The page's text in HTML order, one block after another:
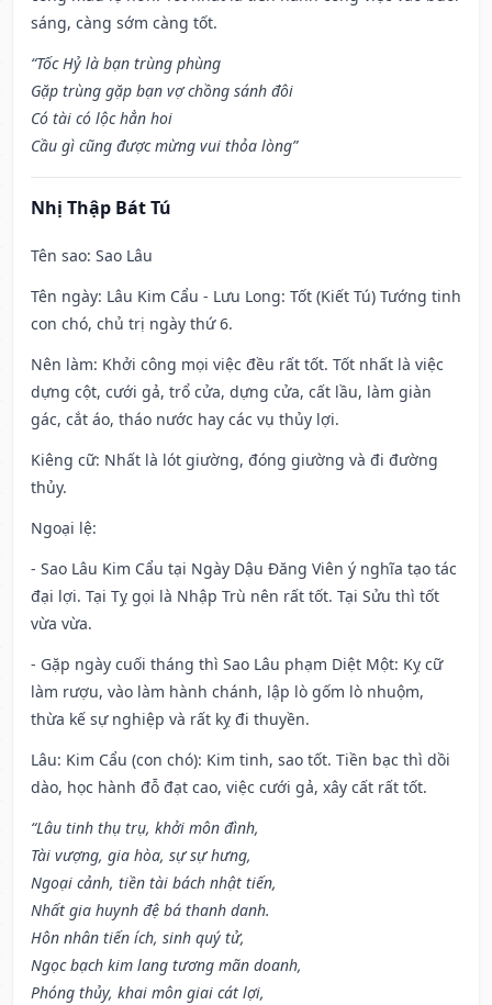
sáng, càng sớm càng tốt.
“Tốc Hỷ là bạn trùng phùng
Gặp trùng gặp bạn vợ chồng sánh đôi
Có tài có lộc hẳn hoi
Cầu gì cũng được mừng vui thỏa lòng”
Nhị Thập Bát Tú
Tên sao: Sao Lâu
Tên ngày: Lâu Kim Cẩu - Lưu Long: Tốt (Kiết Tú) Tướng tinh
con chó, chủ trị ngày thứ 6.
Nên làm: Khởi công mọi việc đều rất tốt. Tốt nhất là việc
dựng cột, cưới gả, trổ cửa, dựng cửa, cất lầu, làm giàn
gác, cắt áo, tháo nước hay các vụ thủy lợi.
Kiêng cữ: Nhất là lót giường, đóng giường và đi đường
thủy.
Ngoại lệ:
- Sao Lâu Kim Cẩu tại Ngày Dậu Đăng Viên ý nghĩa tạo tác
đại lợi. Tại Tỵ gọi là Nhập Trù nên rất tốt. Tại Sửu thì tốt
vừa vừa.
- Gặp ngày cuối tháng thì Sao Lâu phạm Diệt Một: Kỵ cữ
làm rượu, vào làm hành chánh, lập lò gốm lò nhuộm,
thừa kế sự nghiệp và rất kỵ đi thuyền.
Lâu: Kim Cẩu (con chó): Kim tinh, sao tốt. Tiền bạc thì dồi
dào, học hành đỗ đạt cao, việc cưới gả, xây cất rất tốt.
“Lâu tinh thụ trụ, khởi môn đình,
Tài vượng, gia hòa, sự sự hưng,
Ngoại cảnh, tiền tài bách nhật tiến,
Nhất gia huynh đệ bá thanh danh.
Hôn nhân tiến ích, sinh quý tử,
Ngọc bạch kim lang tương mãn doanh,
Phóng thủy, khai môn giai cát lợi,